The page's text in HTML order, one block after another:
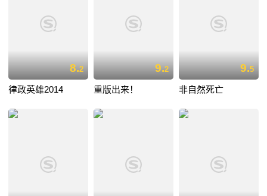
8.2
律政英雄2014
9.2
重版出来！
9.5
非自然死亡